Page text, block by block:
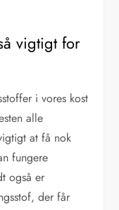
vigtigt for
i vores kost
alle
at få nok
fungere
også er
der får